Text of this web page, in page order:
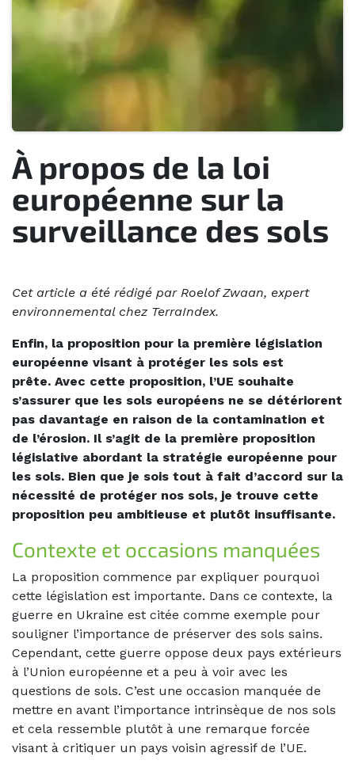
À propos de la loi
européenne sur la
surveillance des sols
Cet article a été rédigé par Roelof Zwaan, expert
environnemental chez TerraIndex.
Enfin, la proposition pour la première législation
européenne visant à protéger les sols est
prête. Avec cette proposition, l’UE souhaite
s’assurer que les sols européens ne se détériorent
pas davantage en raison de la contamination et
de l’érosion. Il s’agit de la première proposition
législative abordant la stratégie européenne pour
les sols. Bien que je sois tout à fait d’accord sur la
nécessité de protéger nos sols, je trouve cette
proposition peu ambitieuse et plutôt insuffisante.
Contexte et occasions manquées
La proposition commence par expliquer pourquoi
cette législation est importante. Dans ce contexte, la
guerre en Ukraine est citée comme exemple pour
souligner l’importance de préserver des sols sains.
Cependant, cette guerre oppose deux pays extérieurs
à l’Union européenne et a peu à voir avec les
questions de sols. C’est une occasion manquée de
mettre en avant l’importance intrinsèque de nos sols
et cela ressemble plutôt à une remarque forcée
visant à critiquer un pays voisin agressif de l’UE.